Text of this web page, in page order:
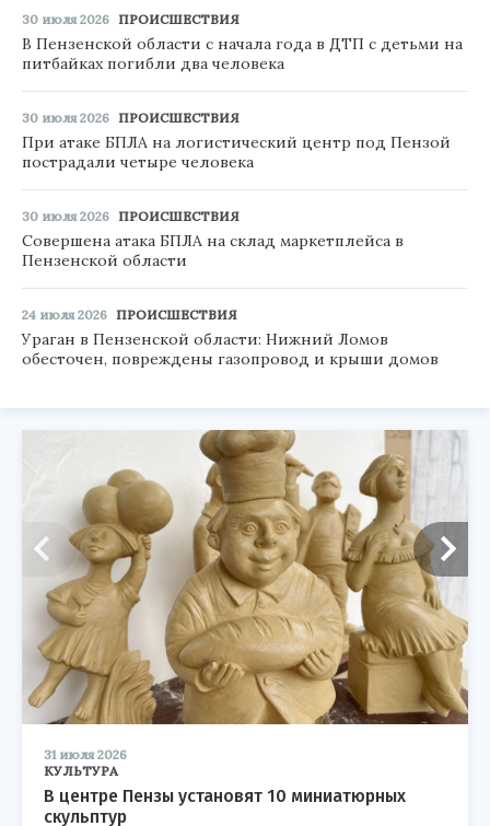
30 июля 2026 ПРОИСШЕСТВИЯ
В Пензенской области с начала года в ДТП с детьми на
питбайках погибли два человека
30 июля 2026 ПРОИСШЕСТВИЯ
При атаке БПЛА на логистический центр под Пензой
пострадали четыре человека
30 июля 2026 ПРОИСШЕСТВИЯ
Совершена атака БПЛА на склад маркетплейса в
Пензенской области
24 июля 2026 ПРОИСШЕСТВИЯ
Ураган в Пензенской области: Нижний Ломов
обесточен, повреждены газопровод и крыши домов
31 июля 2026
КУЛЬТУРА
В центре Пензы установят 10 миниатюрных
скульптур